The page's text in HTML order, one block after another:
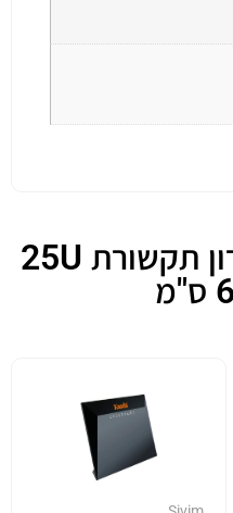
מוצרים דומים לארון תקשורת 25U